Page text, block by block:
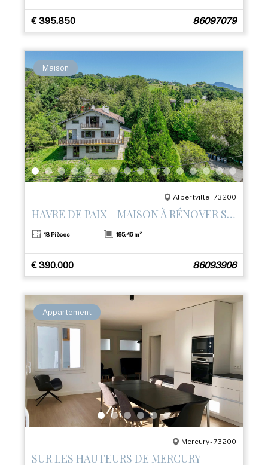
€ 395.850 86097079
Maison
Albertville - 73200
HAVRE DE PAIX – MAISON À RÉNOVER SUR LES HAUTEURS D’ALBERTVILLE
18 Pièces 195.46 m²
€ 390.000 86093906
Appartement
Mercury - 73200
SUR LES HAUTEURS DE MERCURY